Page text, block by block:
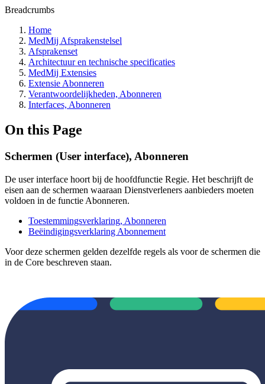
Breadcrumbs
Home
MedMij Afsprakenstelsel
Afsprakenset
Architectuur en technische specificaties
MedMij Extensies
Extensie Abonneren
Verantwoordelijkheden, Abonneren
Interfaces, Abonneren
On this Page
Schermen (User interface), Abonneren
De user interface hoort bij de hoofdfunctie Regie. Het beschrijft de
eisen aan de schermen waaraan Dienstverleners aanbieders moeten
voldoen in de functie Abonneren.
Toestemmingsverklaring, Abonneren
Beëindigingsverklaring Abonnement
Voor deze schermen gelden dezelfde regels als voor de schermen die
in de Core beschreven staan.